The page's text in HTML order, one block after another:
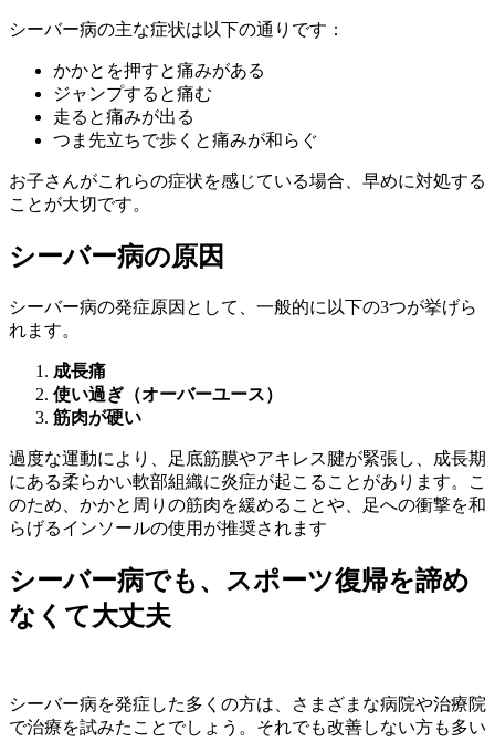
シーバー病の主な症状は以下の通りです：
かかとを押すと痛みがある
ジャンプすると痛む
走ると痛みが出る
つま先立ちで歩くと痛みが和らぐ
お子さんがこれらの症状を感じている場合、早めに対処する
ことが大切です。
シーバー病の原因
シーバー病の発症原因として、一般的に以下の3つが挙げら
れます。
成長痛
使い過ぎ（オーバーユース）
筋肉が硬い
過度な運動により、足底筋膜やアキレス腱が緊張し、成長期
にある柔らかい軟部組織に炎症が起こることがあります。こ
のため、かかと周りの筋肉を緩めることや、足への衝撃を和
らげるインソールの使用が推奨されます
シーバー病でも、スポーツ復帰を諦め
なくて大丈夫
シーバー病を発症した多くの方は、さまざまな病院や治療院
で治療を試みたことでしょう。それでも改善しない方も多い